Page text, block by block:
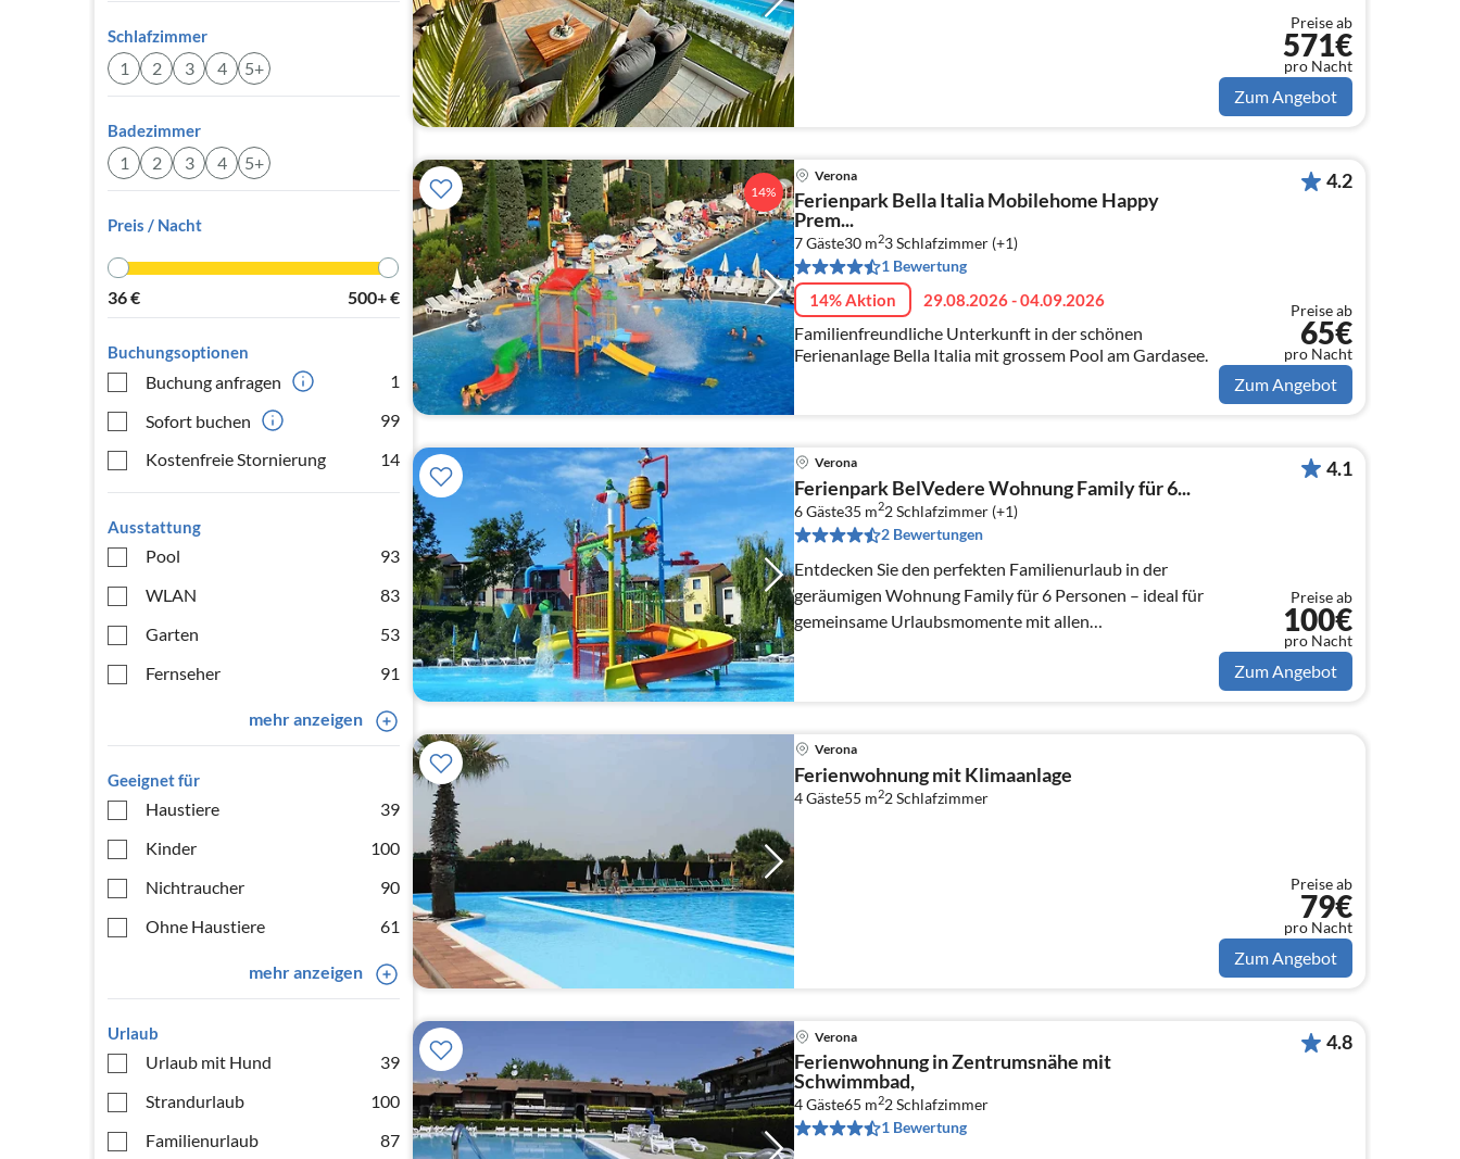
Schlafzimmer
1 2 3 4 5+
Badezimmer
1 2 3 4 5+
Preis / Nacht
36€ 500+€
Buchungsoptionen
Buchung anfragen
1
Sofort buchen
99
Kostenfreie Stornierung
14
Ausstattung
Pool
93
WLAN
83
Garten
53
Fernseher
91
mehr anzeigen
Geeignet für
Haustiere
39
Kinder
100
Nichtraucher
90
Ohne Haustiere
61
mehr anzeigen
Urlaub
Urlaub mit Hund
39
Strandurlaub
100
Familienurlaub
87
Preise ab
571€
pro Nacht
Zum Angebot
14%
Verona
Ferienpark Bella Italia Mobilehome Happy
Prem...
7 Gäste30 m23Schlafzimmer (+1)
1 Bewertung
14% Aktion 29.08.2026 - 04.09.2026
Familienfreundliche Unterkunft in der schönen
Ferienanlage Bella Italia mit grossem Pool am Gardasee.
4.2
Preise ab
65€
pro Nacht
Zum Angebot
Verona
Ferienpark BelVedere Wohnung Family für 6...
6 Gäste35 m22Schlafzimmer (+1)
2 Bewertungen
Entdecken Sie den perfekten Familienurlaub in der
geräumigen Wohnung Family für 6 Personen – ideal für
gemeinsame Urlaubsmomente mit allen
Annehmlichkeiten der beliebten...
4.1
Preise ab
100€
pro Nacht
Zum Angebot
Verona
Ferienwohnung mit Klimaanlage
4 Gäste55 m22Schlafzimmer
Preise ab
79€
pro Nacht
Zum Angebot
Verona
Ferienwohnung in Zentrumsnähe mit
Schwimmbad,
4 Gäste65 m22Schlafzimmer
1 Bewertung
4.8